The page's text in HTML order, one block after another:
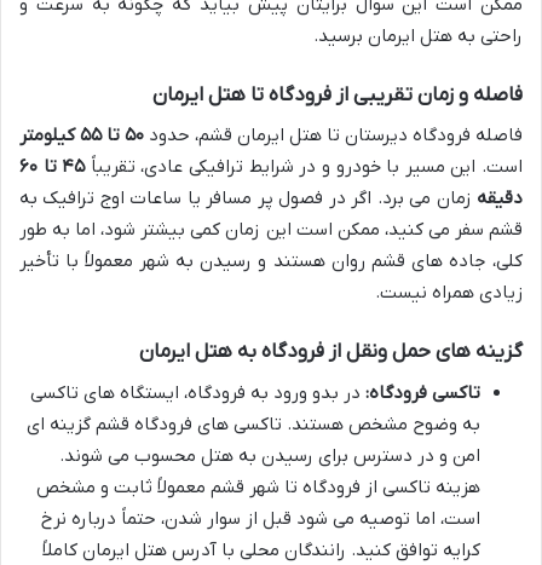
راحتی به هتل ایرمان برسید.
فاصله و زمان تقریبی از فرودگاه تا هتل ایرمان
فاصله فرودگاه دیرستان تا هتل ایرمان قشم، حدود ۵۰ تا ۵۵ کیلومتر
است. این مسیر با خودرو و در شرایط ترافیکی عادی، تقریباً
۴۵ تا ۶۰
دقیقه زمان می برد. اگر در فصول پر مسافر یا ساعات اوج ترافیک به
قشم سفر می کنید، ممکن است این زمان کمی بیشتر شود، اما به طور
کلی، جاده های قشم روان هستند و رسیدن به شهر معمولاً با تأخیر
زیادی همراه نیست.
گزینه های حمل ونقل از فرودگاه به هتل ایرمان
تاکسی فرودگاه: در بدو ورود به فرودگاه، ایستگاه های تاکسی
به وضوح مشخص هستند. تاکسی های فرودگاه قشم گزینه ای
امن و در دسترس برای رسیدن به هتل محسوب می شوند.
هزینه تاکسی از فرودگاه تا شهر قشم معمولاً ثابت و مشخص
است، اما توصیه می شود قبل از سوار شدن، حتماً درباره نرخ
کرایه توافق کنید. رانندگان محلی با آدرس هتل ایرمان کاملاً